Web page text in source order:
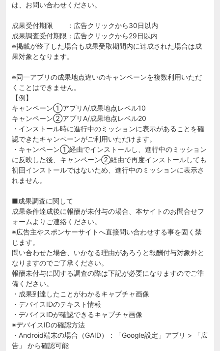
は、お問い合わせください。
成果受付期限 ：広告クリックから30日以内
成果調査受付期限：広告クリックから29日以内
※掲載が終了した場合も成果受取期間内に達成された場合は成
果対象となります。
※同一アプリの成果地点違いのキャンペーンを複数利用いただ
くことはできません。
【例】
キャンペーン①アプリA/成果地点レベル10
キャンペーン②アプリA/成果地点レベル20
・インストール時に進行中のミッションに表示があることを確
認できたキャンペーンがご利用いただけます。
・キャンペーン①経由でインストールし、進行中のミッション
に反映した後、キャンペーン②経由で再度インストールしても
初回インストールではないため、進行中のミッションに表示さ
れません。
■成果調査に関して
成果条件達成後に報酬が未付与の場合、本サイトのお問合せフ
ォームよりご連絡ください。
※広告主やスポンサーサイトへ直接問い合わせする事を固く禁
じます。
問い合わせた場合、いかなる理由があろうと報酬付与対象外と
なりますのでご了承ください。
報酬未付与に関する調査の際は下記が必要になりますのでご準
備ください。
・成果到達したことがわかるキャプチャ画像
・デバイスIDのテキスト情報
・デバイスIDが確認できるキャプチャ画像
※デバイスIDの確認方法
・Android端末の場合（GAID）：「Google設定」アプリ > 「広
告」 から確認可能